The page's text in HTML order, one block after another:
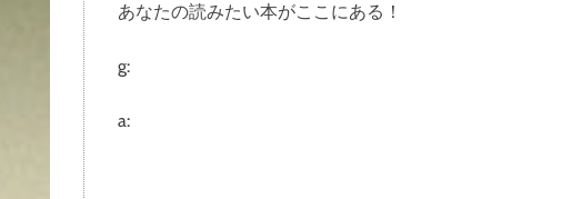
e
あなたの読みたい本がここにある！
g:
a: